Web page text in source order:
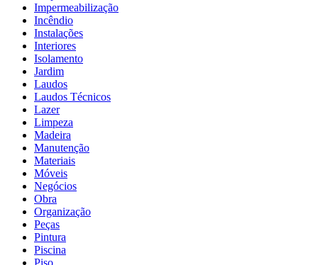
Impermeabilização
Incêndio
Instalações
Interiores
Isolamento
Jardim
Laudos
Laudos Técnicos
Lazer
Limpeza
Madeira
Manutenção
Materiais
Móveis
Negócios
Obra
Organização
Peças
Pintura
Piscina